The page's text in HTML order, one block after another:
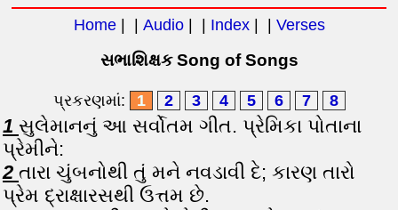
Home| | Audio| | Index| | Verses
સભાશિક્ષક Song of Songs
પ્રકરણમાં: 1 2 3 4 5 6 7 8
1 સુલેમાનનું આ સર્વોતમ ગીત. પ્રેમિકા પોતાના
પ્રેમીને:
2 તારા ચુંબનોથી તું મને નવડાવી દે; કારણ તારો
પ્રેમ દ્રાક્ષારસથી ઉત્તમ છે.